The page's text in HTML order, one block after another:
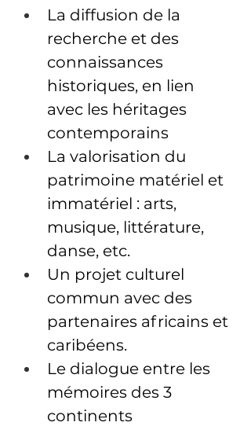
La diffusion de la
recherche et des
connaissances
historiques, en lien
avec les héritages
contemporains
La valorisation du
patrimoine matériel et
immatériel : arts,
musique, littérature,
danse, etc.
Un projet culturel
commun avec des
partenaires africains et
caribéens.
Le dialogue entre les
mémoires des 3
continents